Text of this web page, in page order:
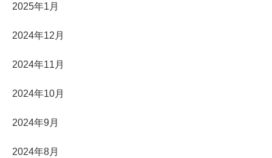
2025年1月
2024年12月
2024年11月
2024年10月
2024年9月
2024年8月